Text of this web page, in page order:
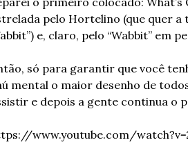
pelo Hortelino (que quer a
e, claro, pelo “Wabbit” em
só para garantir que você
mental o maior desenho de
e depois a gente continua o
www.youtube.com/